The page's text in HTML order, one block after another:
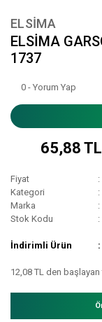
ELSİMA
ELSİMA
1737
0 - Yorum Yap
65,88
Fiyat
Kategori
Marka
Stok Kodu
İndirimli Ürün
12,08 TL den